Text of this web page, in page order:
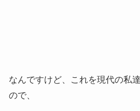
なんですけど、これを現代の私
ので、